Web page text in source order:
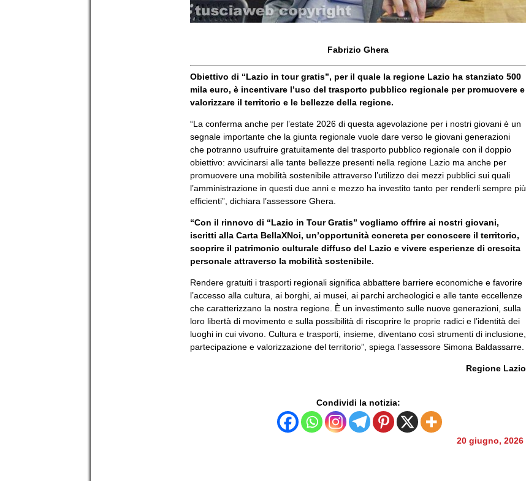
Fabrizio Ghera
Obiettivo di “Lazio in tour gratis”, per il quale la regione Lazio ha stanziato 500
mila euro, è incentivare l’uso del trasporto pubblico regionale per promuovere e
valorizzare il territorio e le bellezze della regione.
“La conferma anche per l’estate 2026 di questa agevolazione per i nostri giovani è un
segnale importante che la giunta regionale vuole dare verso le giovani generazioni
che potranno usufruire gratuitamente del trasporto pubblico regionale con il doppio
obiettivo: avvicinarsi alle tante bellezze presenti nella regione Lazio ma anche per
promuovere una mobilità sostenibile attraverso l’utilizzo dei mezzi pubblici sui quali
l’amministrazione in questi due anni e mezzo ha investito tanto per renderli sempre più
efficienti”, dichiara l’assessore Ghera.
“Con il rinnovo di “Lazio in Tour Gratis” vogliamo offrire ai nostri giovani,
iscritti alla Carta BellaXNoi, un’opportunità concreta per conoscere il territorio,
scoprire il patrimonio culturale diffuso del Lazio e vivere esperienze di crescita
personale attraverso la mobilità sostenibile.
Rendere gratuiti i trasporti regionali significa abbattere barriere economiche e favorire
l’accesso alla cultura, ai borghi, ai musei, ai parchi archeologici e alle tante eccellenze
che caratterizzano la nostra regione. È un investimento sulle nuove generazioni, sulla
loro libertà di movimento e sulla possibilità di riscoprire le proprie radici e l’identità dei
luoghi in cui vivono. Cultura e trasporti, insieme, diventano così strumenti di inclusione,
partecipazione e valorizzazione del territorio”, spiega l’assessore Simona Baldassarre.
Regione Lazio
Condividi la notizia:
20 giugno, 2026